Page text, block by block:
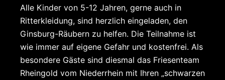
Alle Kinder von 5-12 Jahren, gerne auch in
Ritterkleidung, sind herzlich eingeladen, den
Ginsburg-Räubern zu helfen. Die Teilnahme ist
wie immer auf eigene Gefahr und kostenfrei. Als
besondere Gäste sind diesmal das Friesenteam
Rheingold vom Niederrhein mit Ihren „schwarzen